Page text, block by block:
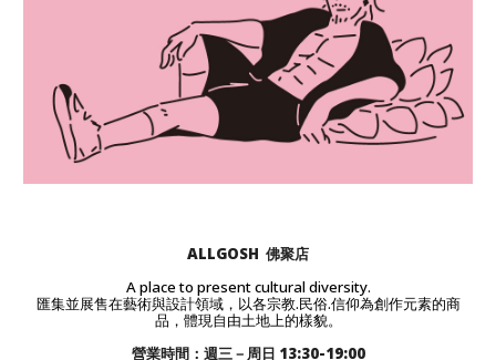
ALLGOSH 佛聚店
A place to present cultural diversity.
匯集並展售在藝術與設計領域，以各宗教.民俗.信仰為創作元素的商
品，體現自由土地上的樣貌。
營業時間：週三－周日 13:30-19:00